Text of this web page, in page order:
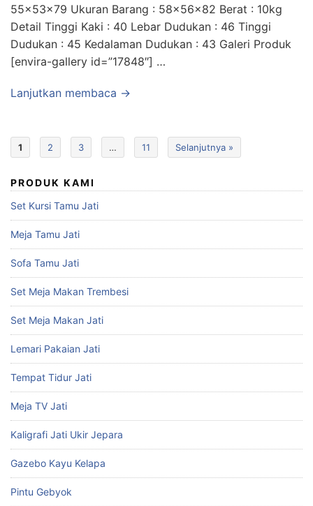
55x53x79 Ukuran Barang : 58x56x82 Berat : 10kg
Detail Tinggi Kaki : 40 Lebar Dudukan : 46 Tinggi
Dudukan : 45 Kedalaman Dudukan : 43 Galeri Produk
[envira-gallery id=”17848″] …
Lanjutkan membaca →
1 2 3 … 11 Selanjutnya »
PRODUK KAMI
Set Kursi Tamu Jati
Meja Tamu Jati
Sofa Tamu Jati
Set Meja Makan Trembesi
Set Meja Makan Jati
Lemari Pakaian Jati
Tempat Tidur Jati
Meja TV Jati
Kaligrafi Jati Ukir Jepara
Gazebo Kayu Kelapa
Pintu Gebyok